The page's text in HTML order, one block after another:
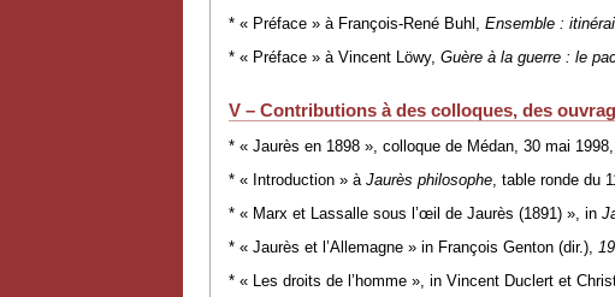
* « Préface » à François-René Buhl, Ensemble :
* « Préface » à Vincent Löwy, Guère à la guerre : le
V – Contributions à des colloques, des
* « Jaurès en 1898 », colloque de Médan, 30 mai 1998,
* « Introduction » à Jaurès philosophe , table ronde du
* « Marx et Lassalle sous l’œil de Jaurès (1891) », in
* « Jaurès et l’Allemagne » in François Genton (dir.),
* « Les droits de l’homme », in Vincent Duclert et